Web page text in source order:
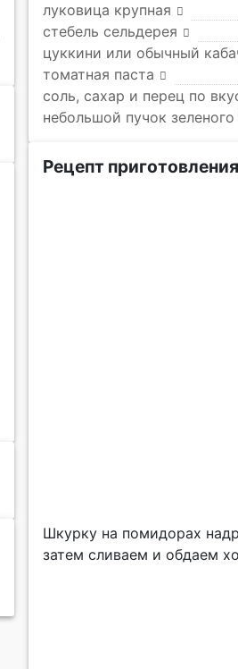
луковица крупная
стебель сельдерея
цуккини или обычный
томатная паста
соль, сахар и перец по
небольшой пучок зеленого
Рецепт приготовления
Шкурку на помидорах
затем сливаем и обдаем